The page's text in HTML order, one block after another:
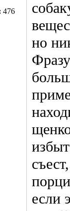
476
но
если